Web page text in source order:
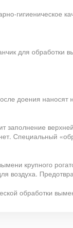
гигиеническое
для
доения наносят
заполнение
Специальный
крупного
воздуха.
обработки